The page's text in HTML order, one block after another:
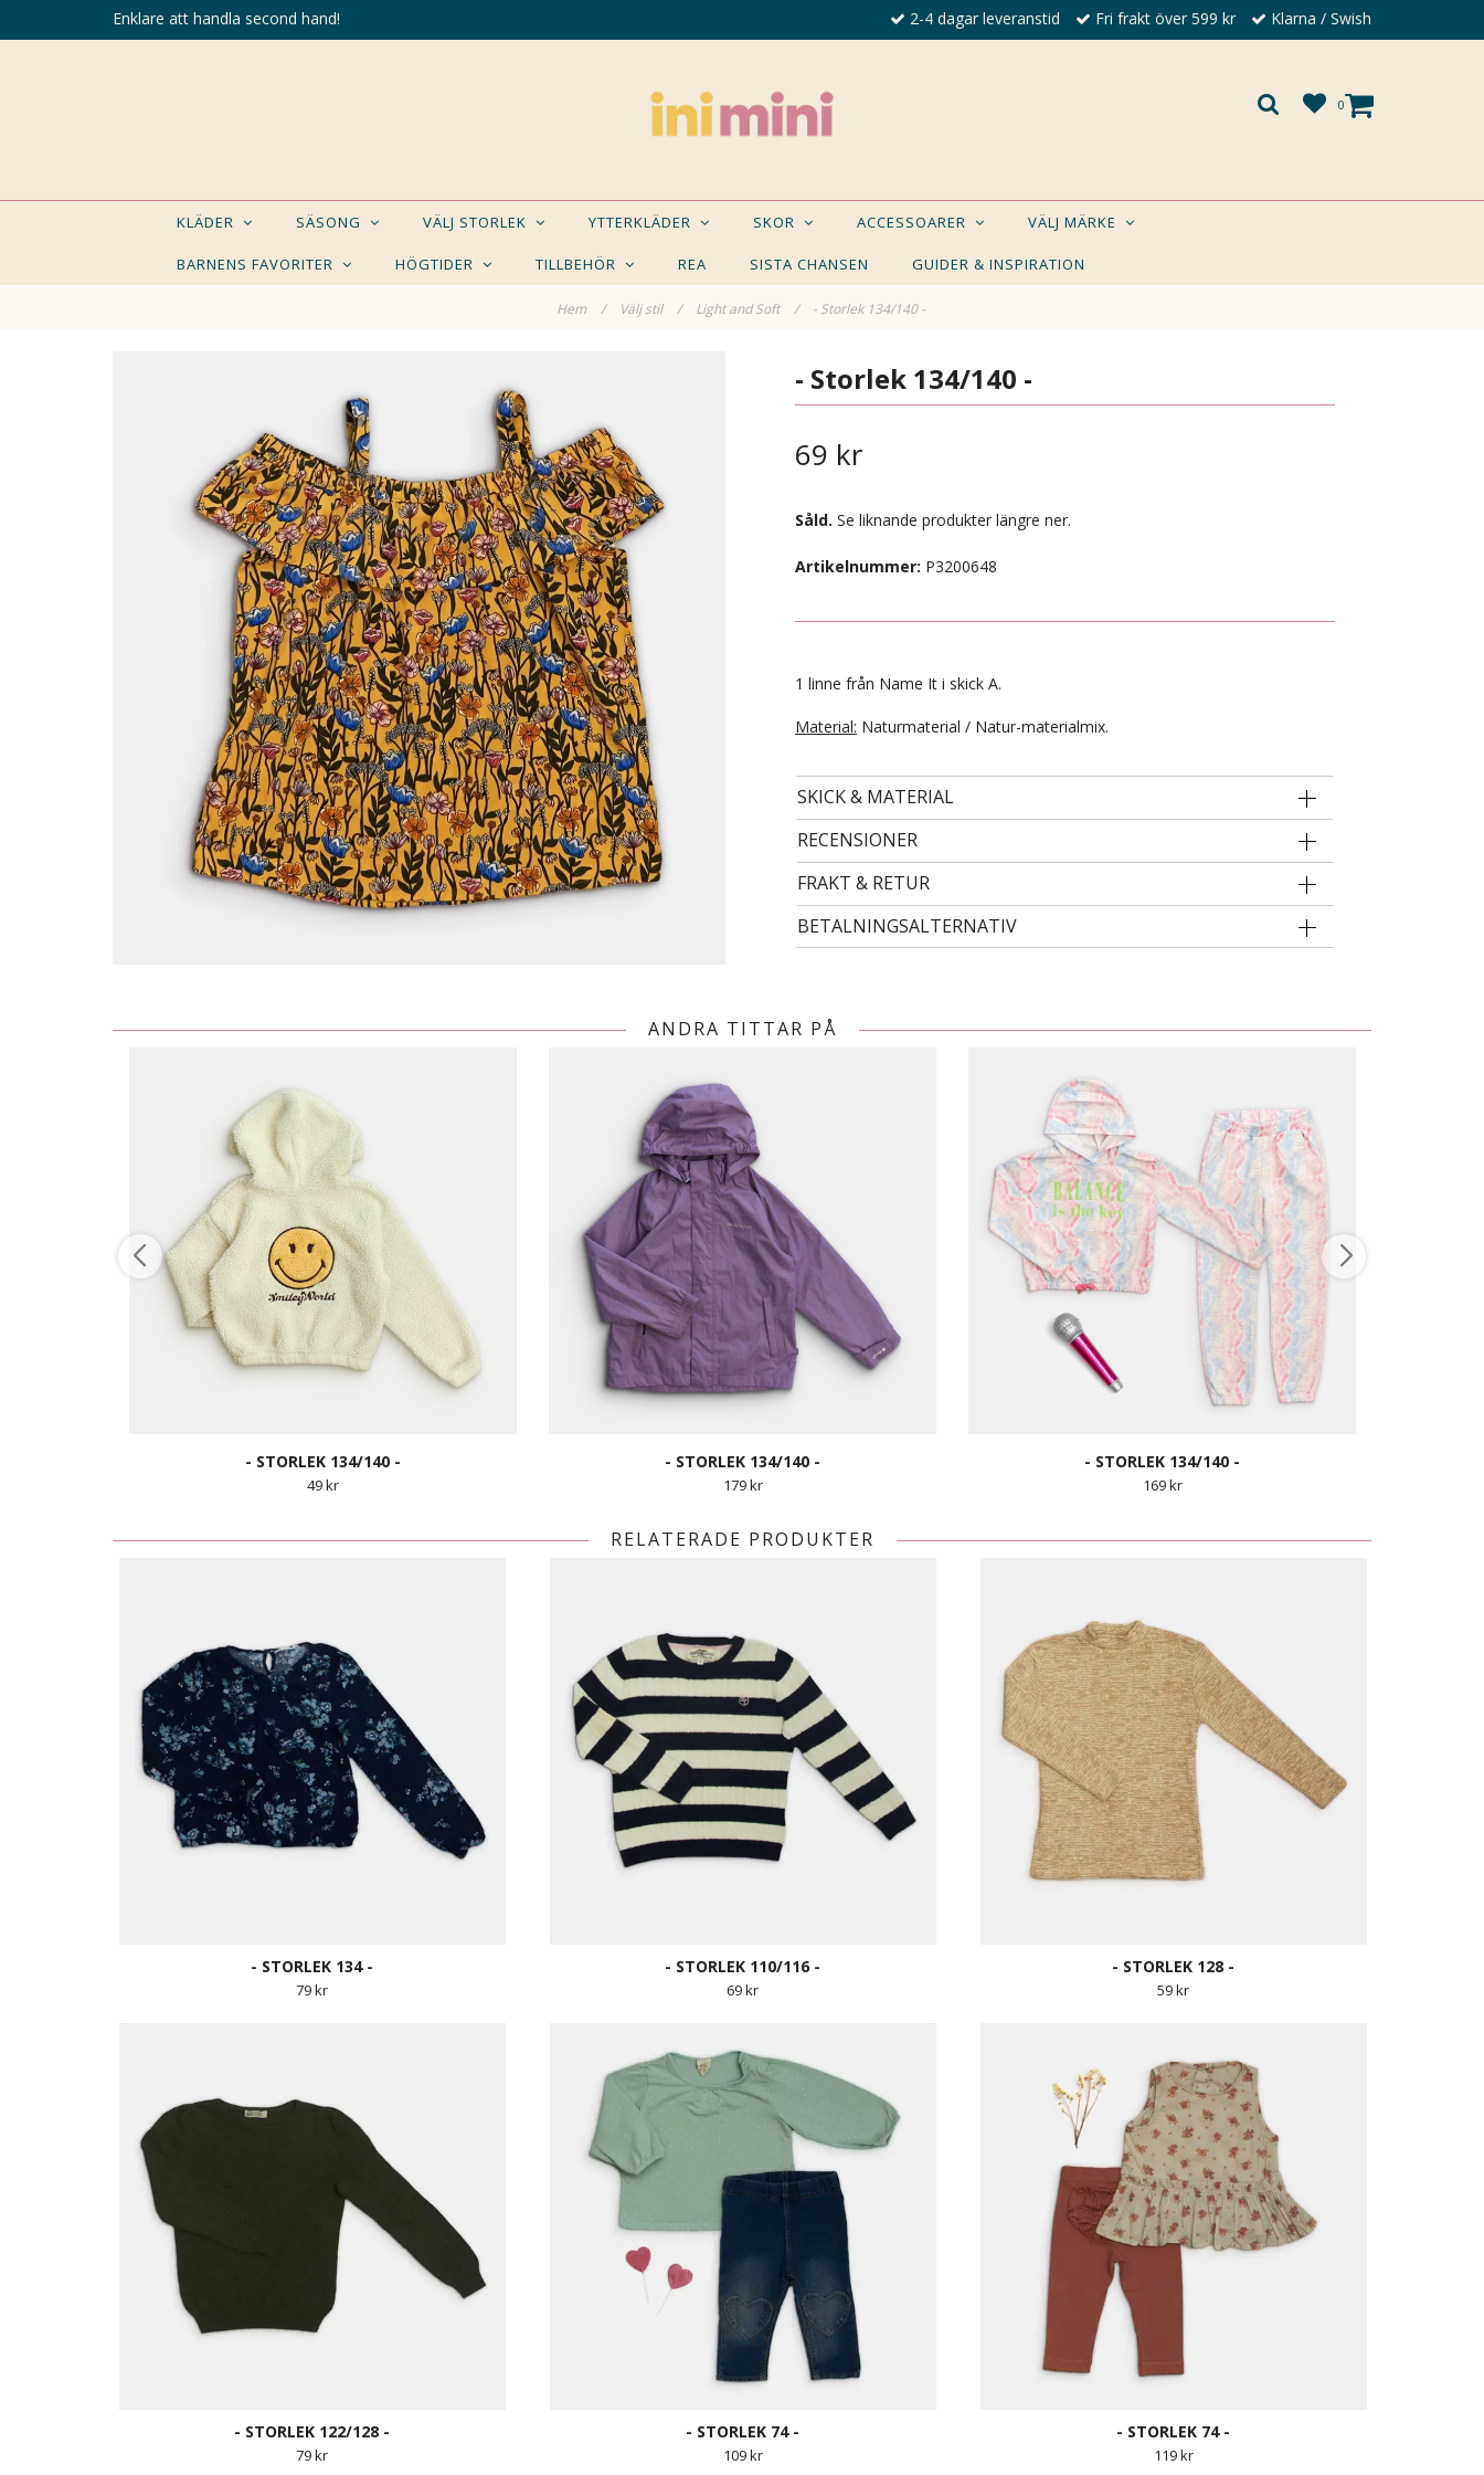
Enklare att handla second hand! 2-4 dagar leveranstid Fri frakt över 599 kr Klarna / Swish
0
KLÄDER SÄSONG VÄLJ STORLEK YTTERKLÄDER SKOR ACCESSOARER VÄLJ MÄRKE
BARNENS FAVORITER HÖGTIDER TILLBEHÖR REA SISTA CHANSEN GUIDER & INSPIRATION
Hem / Välj stil / Light and Soft / - Storlek 134/140 -
KANSKE NÅGON AV DESSA PRODUKTER KAN INTRESSERA DIG?
- STORLEK 122/128 -
- Storlek 134/140 -
69 kr
Såld. Se liknande produkter längre ner.
Artikelnummer: P3200648
1 linne från Name It i skick A.
Material: Naturmaterial / Natur-materialmix.
SKICK & MATERIAL
RECENSIONER
FRAKT & RETUR
BETALNINGSALTERNATIV
ANDRA TITTAR PÅ
- STORLEK 134/140 -
49 kr
- STORLEK 134/140 -
179 kr
- STORLEK 134/140 -
169 kr
RELATERADE PRODUKTER
- STORLEK 134 -
79 kr
- STORLEK 110/116 -
69 kr
- STORLEK 128 -
59 kr
- STORLEK 122/128 -
79 kr
- STORLEK 74 -
109 kr
- STORLEK 74 -
119 kr